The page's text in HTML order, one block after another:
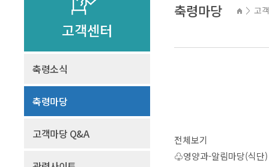
고객센터
축령소식
축령마당
고객마당 Q&A
축령마당 > 고
전체보기
♧영양과-알림마당(식단)